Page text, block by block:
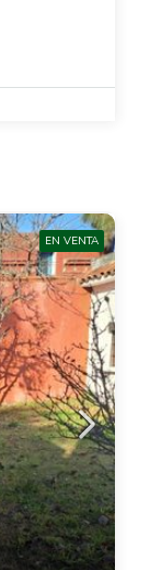
EN VENTA